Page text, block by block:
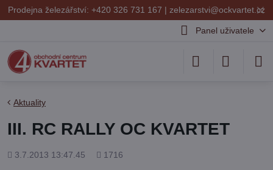
✕
Prodejna železářství: +420 326 731 167 | zelezarstvi@ockvartet.cz
Panel uživatele
Aktuality
III. RC RALLY OC KVARTET
Přidáno
3.7.2013 13:47.45
Počet
1716